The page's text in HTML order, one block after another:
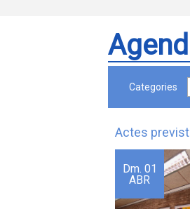
Categories
Actes
Dm. 01
ABR